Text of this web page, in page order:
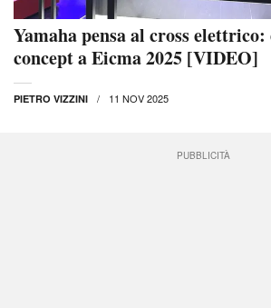
Yamaha pensa al cross
concept a Eicma 2025 [VIDEO]
PIETRO VIZZINI 11 NOV 2025
PUBBLICITÀ